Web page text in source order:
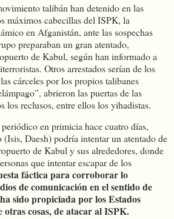
talibán han detenido en las
máximos cabecillas del ISPK, la
en Afganistán, ante las sospechas
preparaban un gran atentado,
de Kabul, según han informado a
Otros arrestados serían de los
cárceles por los propios talibanes
abrieron las puertas de las
los reclusos, entre ellos los yihadistas.
en primicia hace cuatro días,
Daesh) podría intentar un atentado de
de Kabul y sus alrededores, donde
que intentar escapar de los
fáctica para corroborar lo
de comunicación en el sentido de
sido propiciada por los Estados
cosas, de atacar al ISPK.